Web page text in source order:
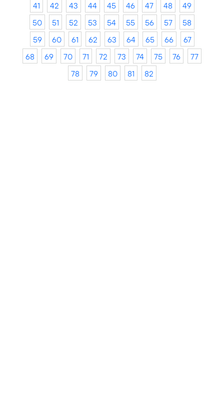
41
42 43 44 45 46 47 48
49
50
51 52 53 54 55 56 57
58
59
60 61 62 63 64 65 66
67
68
69 70 71 72 73 74 75 76
77
78
79 80 81 82